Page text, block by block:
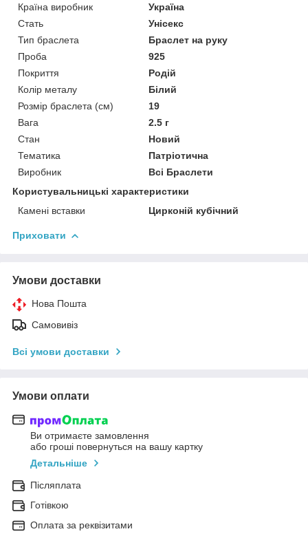
Країна виробник
Україна
Стать
Унісекс
Тип браслета
Браслет на руку
Проба
925
Покриття
Родій
Колір металу
Білий
Розмір браслета (см)
19
Вага
2.5 г
Стан
Новий
Тематика
Патріотична
Виробник
Всі Браслети
Користувальницькі характеристики
Камені вставки
Цирконій кубічний
Приховати
Умови доставки
Нова Пошта
Самовивіз
Всі умови доставки
Умови оплати
Ви отримаєте замовлення
або гроші повернуться на вашу картку
Детальніше
Післяплата
Готівкою
Оплата за реквізитами